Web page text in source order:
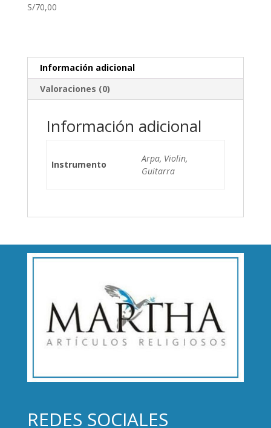
S/70,00
Información adicional
Valoraciones (0)
Información adicional
Instrumento
Arpa, Violin,
Guitarra
REDES SOCIALES